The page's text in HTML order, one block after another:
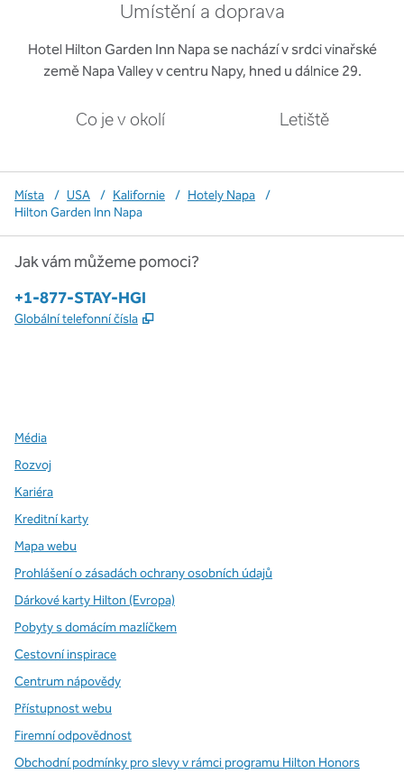
Umístění a doprava
Hotel Hilton Garden Inn Napa se nachází v srdci vinařské
země Napa Valley v centru Napy, hned u dálnice 29.
Co je v okolí Letiště
Místa / USA / Kalifornie / Hotely Napa
/
Hilton Garden Inn Napa
Jak vám můžeme pomoci?
Telefon:
+1-877-STAY-HGI
Globální telefonní čísla ,
Média
Rozvoj
Kariéra
Kreditní karty
Mapa webu
Prohlášení o zásadách ochrany osobních údajů
Dárkové karty Hilton (Evropa)
Pobyty s domácím mazlíčkem
Cestovní inspirace
Centrum nápovědy
Přístupnost webu
Firemní odpovědnost
Obchodní podmínky pro slevy v rámci programu Hilton Honors